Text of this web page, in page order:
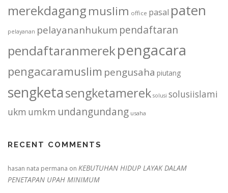
merekdagangmuslim office pasal paten
pelayanan pelayananhukum pendaftaran
pendaftaranmerekpengacara
pengacaramuslim pengusaha piutang
sengketasengketamerek solusi solusiislami
ukm umkm undangundang usaha
RECENT COMMENTS
hasan nata permana on KEBUTUHAN HIDUP LAYAK DALAM
PENETAPAN UPAH MINIMUM